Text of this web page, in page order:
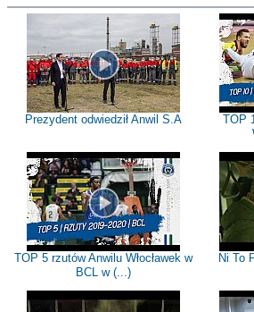
Prezydent odwiedził Anwil S.A
TOP
TOP 5 rzutów Anwilu Włocławek w
BCL w (...)
Ni To